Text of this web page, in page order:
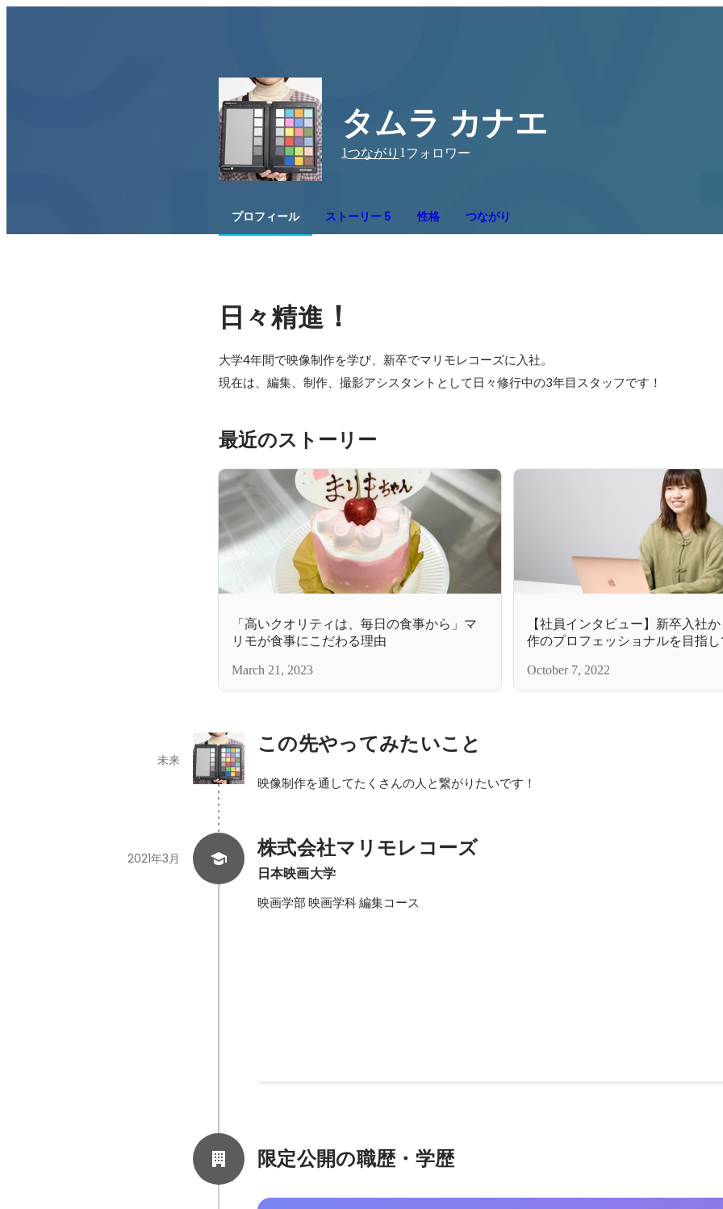
タムラ カナエ
1つながり 1 フォロワー
プロフィール ストーリー 5 性格 つながり
日々精進！
大学4年間で映像制作を学び、新卒でマリモレコーズに入社。
現在は、編集、制作、撮影アシスタントとして日々修行中の3年目スタッフです！
最近のストーリー
「高いクオリティは、毎日の食事から」マ
リモが食事にこだわる理由
March 21, 2023
【社員インタビュー】新卒入社
作のプロフェッショナルを目指
October 7, 2022
この先やってみたいこと
未来
映像制作を通してたくさんの人と繋がりたいです！
株式会社マリモレコーズ
日本映画大学
2021年3月
映画学部 映画学科 編集コース
限定公開の職歴・学歴